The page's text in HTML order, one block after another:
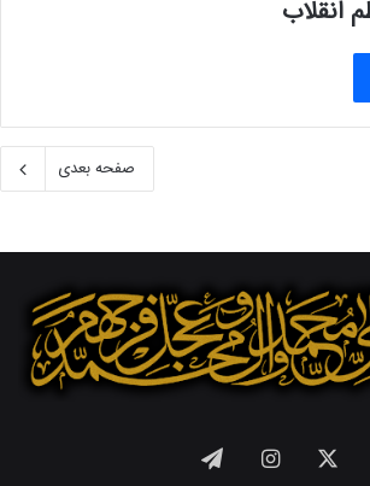
انقلاب
صفحه بعدی
اینستاگرام